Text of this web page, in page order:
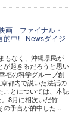
画「ファイナル・
的中! - Newsダイジ
なく、沖縄県民が
が起きるだろうと思い
福の科学グループ創
都内で説いた法話の
ことについては、本誌
8月に相次いだ竹
の予言が的中した...